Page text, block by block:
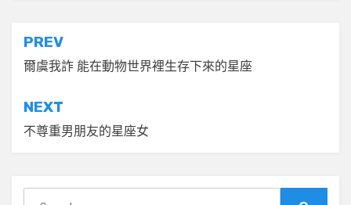
文
章
導
覽
PREV
爾虞我詐 能在動物世界裡生存下來的星座
NEXT
不尊重男朋友的星座女